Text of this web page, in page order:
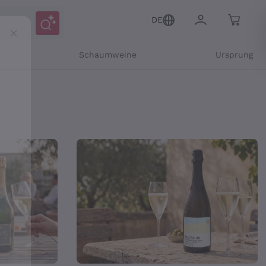
DE
Schaumweine Ursprung
und personalisierten Angeboten